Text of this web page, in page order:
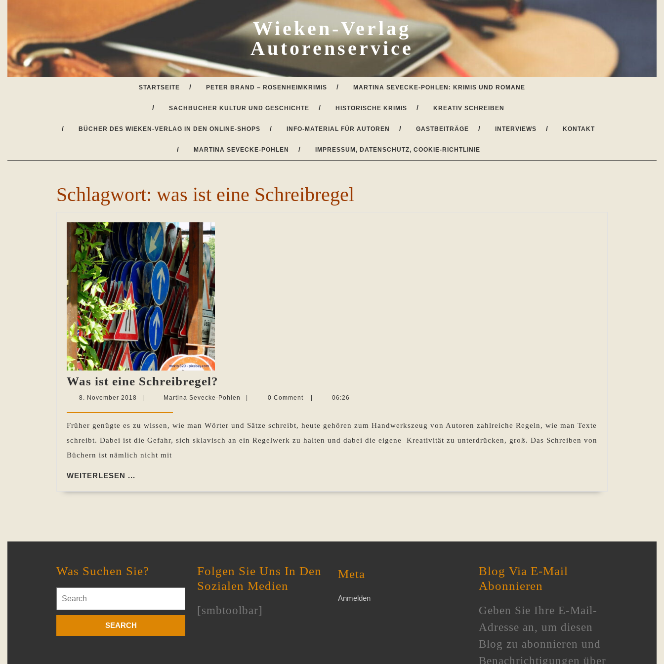
Wieken-Verlag
Autorenservice
STARTSEITE PETER BRAND – ROSENHEIMKRIMIS MARTINA SEVECKE-POHLEN: KRIMIS UND ROMANE
SACHBÜCHER KULTUR UND GESCHICHTE HISTORISCHE KRIMIS KREATIV SCHREIBEN
BÜCHER DES WIEKEN-VERLAG IN DEN ONLINE-SHOPS INFO-MATERIAL FÜR AUTOREN GASTBEITRÄGE INTERVIEWS KONTAKT
MARTINA SEVECKE-POHLEN IMPRESSUM, DATENSCHUTZ, COOKIE-RICHTLINIE
Schlagwort: was ist eine Schreibregel
Was ist eine Schreibregel?
ist
Schreibregel?
8. November 2018
2018
Martina Sevecke-Pohlen
Martina
0 Comment 06:26
Früher genügte es zu wissen, wie man Wörter und Sätze schreibt, heute gehören zum Handwerkszeug von Autoren zahlreiche Regeln, wie man Texte
schreibt. Dabei ist die Gefahr, sich sklavisch an ein Regelwerk zu halten und dabei die eigene Kreativität zu unterdrücken, groß. Das Schreiben von
Büchern ist nämlich nicht mit
WEITERLESEN ...
Was Suchen Sie?
for:
Folgen Sie Uns In Den
Sozialen Medien
[smbtoolbar]
Meta
Anmelden
Blog Via E-Mail
Abonnieren
Geben Sie Ihre E-Mail-
Adresse an, um diesen
Blog zu abonnieren und
Benachrichtigungen über